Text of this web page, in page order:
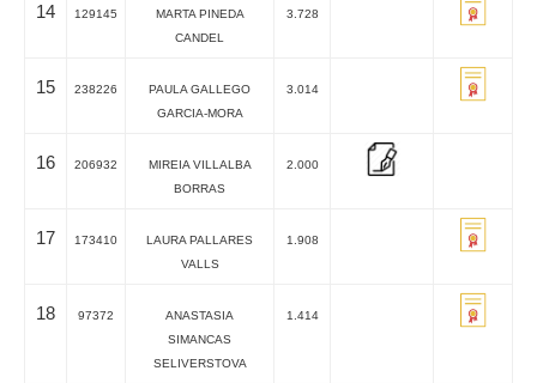
14 129145
MARTA PINEDA
CANDEL
3.728
15 238226
PAULA GALLEGO
GARCIA-MORA
3.014
16 206932
MIREIA VILLALBA
BORRAS
2.000
17 173410
LAURA PALLARES
VALLS
1.908
18 97372
ANASTASIA
SIMANCAS
SELIVERSTOVA
1.414